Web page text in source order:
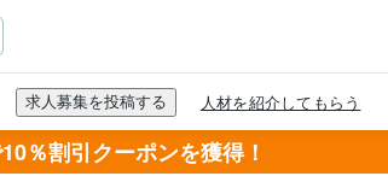
％割引クーポンを獲得！